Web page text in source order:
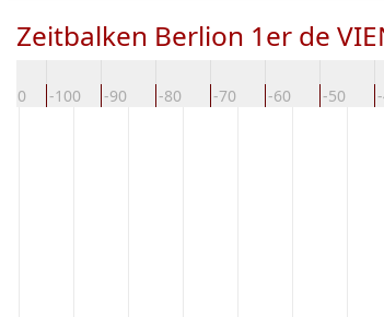
Zeitbalken Berlion 1er de
-100 -90 -80 -70 -60 -50